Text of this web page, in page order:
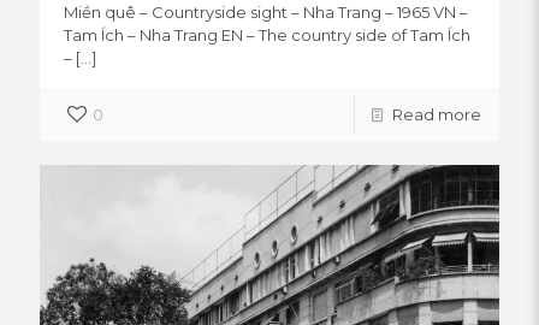
Miền quê – Countryside sight – Nha Trang – 1965 VN –
Tam Ích – Nha Trang EN – The country side of Tam Ích
– […]
0 Read more